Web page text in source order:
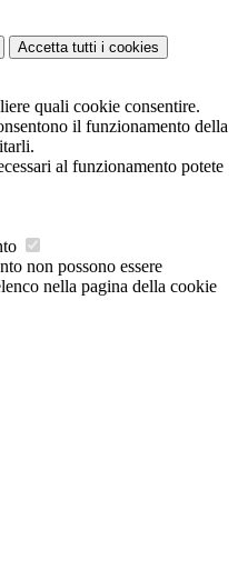
Accetta tutti i cookies
quali cookie consentire.
il funzionamento della
al funzionamento potete
non possono essere
nella pagina della cookie